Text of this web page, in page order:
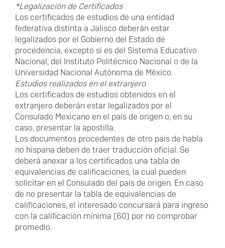
*Legalización de Certificados
Los certificados de estudios de una entidad
federativa distinta a Jalisco deberán estar
legalizados por el Gobierno del Estado de
procedencia, excepto si es del Sistema Educativo
Nacional, del Instituto Politécnico Nacional o de la
Universidad Nacional Autónoma de México.
Estudios realizados en el extranjero
Los certificados de estudios obtenidos en el
extranjero deberán estar legalizados por el
Consulado Mexicano en el país de origen o, en su
caso, presentar la apostilla.
Los documentos procedentes de otro país de habla
no hispana deben de traer traducción oficial. Se
deberá anexar a los certificados una tabla de
equivalencias de calificaciones, la cual pueden
solicitar en el Consulado del país de origen. En caso
de no presentar la tabla de equivalencias de
calificaciones, el interesado concursará para ingreso
con la calificación mínima (60) por no comprobar
promedio.